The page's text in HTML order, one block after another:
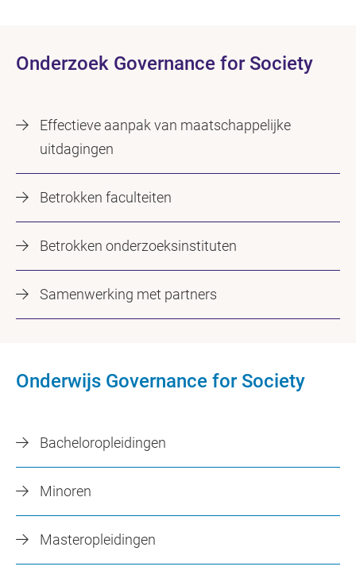
Onderzoek Governance for Society
Effectieve aanpak van maatschappelijke
uitdagingen
Betrokken faculteiten
Betrokken onderzoeksinstituten
Samenwerking met partners
Onderwijs Governance for Society
Bacheloropleidingen
Minoren
Masteropleidingen